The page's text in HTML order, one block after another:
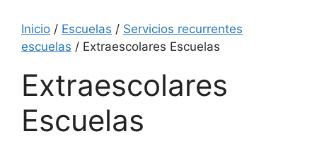
Inicio / Escuelas / Servicios recurrentes
escuelas / Extraescolares Escuelas
Extraescolares
Escuelas